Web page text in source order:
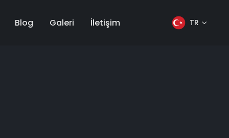
TR
Blog Galeri İletişim